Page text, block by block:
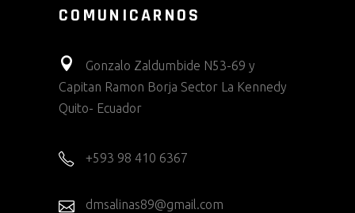
COMUNICARNOS
Gonzalo Zaldumbide N53-69 y
Capitan Ramon Borja Sector La Kennedy
Quito- Ecuador
+593 98 410 6367
dmsalinas89@gmail.com